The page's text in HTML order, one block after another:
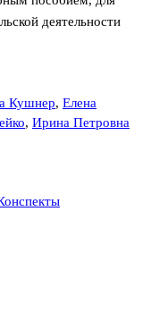
деятельности
Кушнер, Елена
, Ирина Петровна